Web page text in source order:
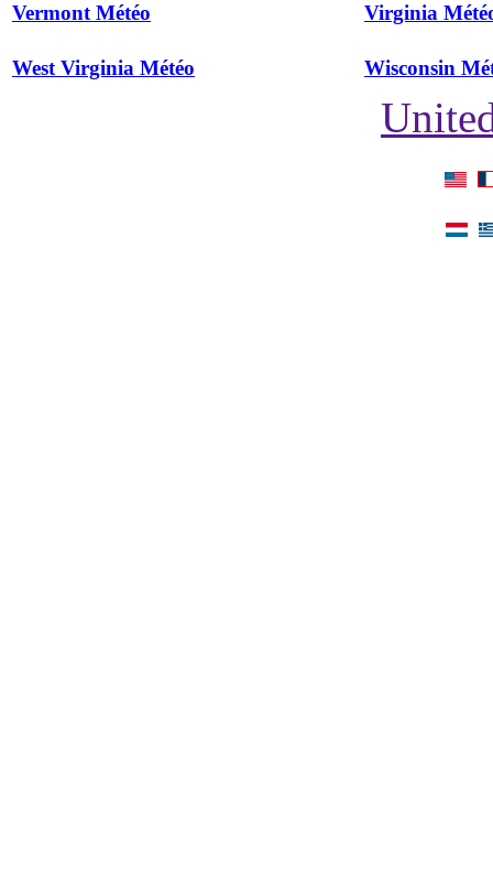
Vermont Météo Virginia
West Virginia Météo Wisconsin